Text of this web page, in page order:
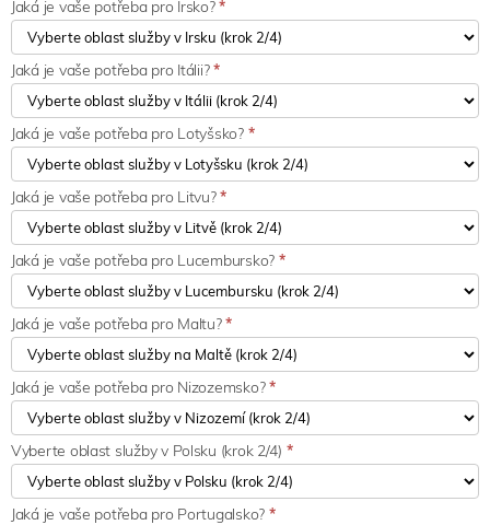
Jaká je vaše potřeba pro Irsko?*
Jaká je vaše potřeba pro Itálii?*
Jaká je vaše potřeba pro Lotyšsko? *
Jaká je vaše potřeba pro Litvu?*
Jaká je vaše potřeba pro Lucembursko? *
Jaká je vaše potřeba pro Maltu?*
Jaká je vaše potřeba pro Nizozemsko?*
Vyberte oblast služby v Polsku (krok 2/4) *
Jaká je vaše potřeba pro Portugalsko? *